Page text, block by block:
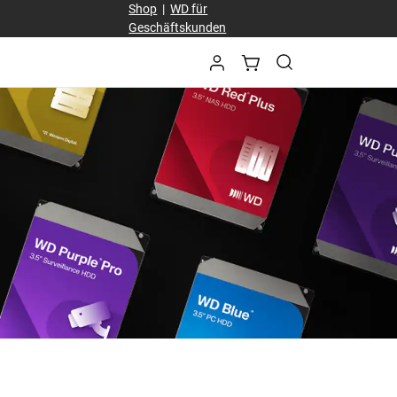
Shop |WD für
Geschäftskunden